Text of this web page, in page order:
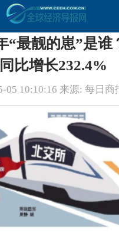
“最靓的崽”是谁
比增长232.4%
05 10:10:16 来源: 每日商